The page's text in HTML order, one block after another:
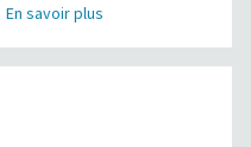
En savoir plus